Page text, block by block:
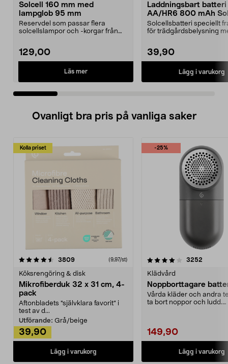
Solcell 160 mm med
lampglob 95 mm
Reservdel som passar flera
solcellslampor och -korgar från
129,00
Läs mer
Laddningsbart batteri
AA/HR6 800 mAh
pack
Solcellsbatteri speciellt
för trädgårdsbelysning
39,90
Lägg i varukorg
Ovanligt bra pris på vanliga saker
Kolla priset
3809recensioner (9,97/st)
Köksrengöring & disk
Mikrofiberduk 32 x 31 cm, 4-
pack
Aftonbladets "självklara favorit” i
test av d...
Utförande: Grå/beige
39,90
Lägg i varukorg
-25%
4.0av 5 stjärnor 3252
Klädvård
Noppborttagare
Vårda kläder och andra
ta bort noppor och ludd.
149,90
Lägg i varukorg
4.5av 5 stjärnor